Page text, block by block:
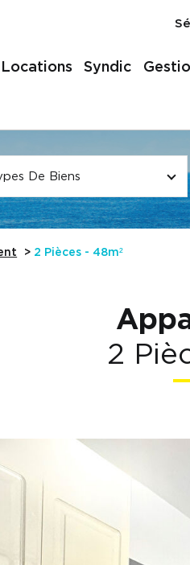
Locations Syndic
De Biens
2 Pièces - 48m²
2